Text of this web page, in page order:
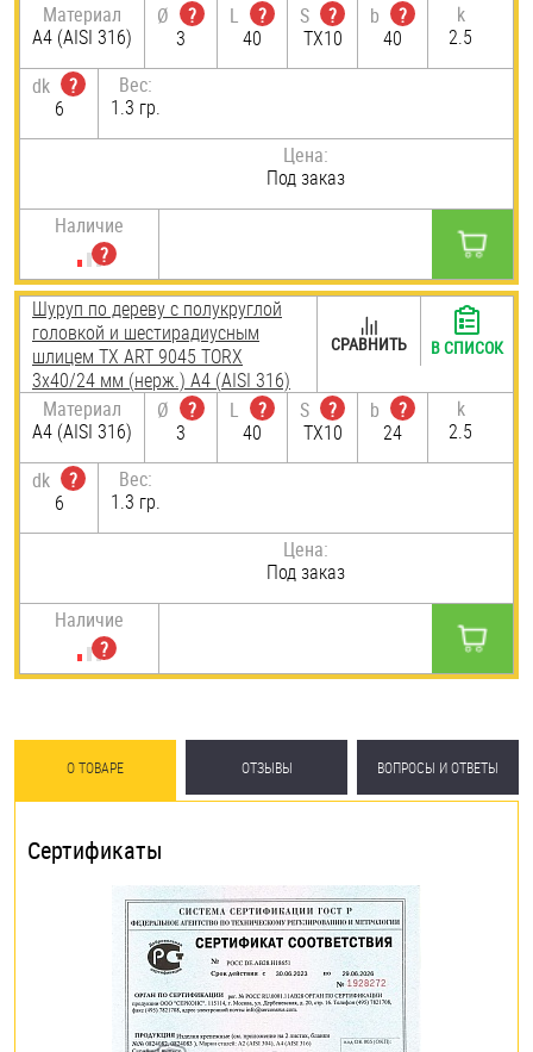
Материал
A4 (AISI 316)
Ø
?
3
L
?
40
S
?
TX10
b
?
40
k
2.5
dk
?
6
Вес:
1.3 гр.
Цена:
Под заказ
Наличие
Шуруп по дереву с полукруглой
головкой и шестирадиусным
шлицем TX ART 9045 TORX
3х40/24 мм (нерж.) A4 (AISI 316)
Материал
A4 (AISI 316)
Ø
?
3
L
?
40
S
?
TX10
b
?
24
k
2.5
dk
?
6
Вес:
1.3 гр.
Цена:
Под заказ
Наличие
СРАВНИТЬ В СПИСОК
О ТОВАРЕ ОТЗЫВЫ ВОПРОСЫ И ОТВЕТЫ
Сертификаты